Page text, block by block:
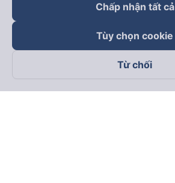
Theo dõi chúng tôi trên
Chấp nhận tất cả
Tùy chọn cookie
Từ chối